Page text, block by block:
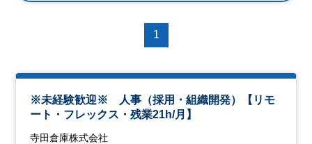
1
※未経験歓迎※ 人事（採用・組織開発）【リモ
ート・フレックス・残業21h/月】
寺田倉庫株式会社